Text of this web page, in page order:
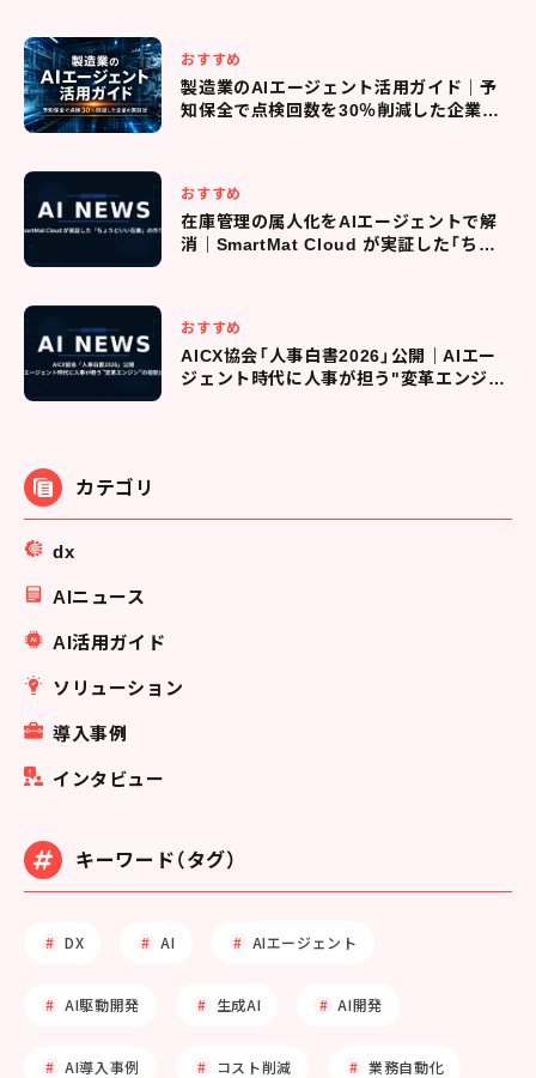
おすすめ
製造業のAIエージェント活用ガイド｜予
知保全で点検回数を30％削減した企業の
おすすめ
在庫管理の属人化をAIエージェントで解
消｜SmartMat Cloud が実証した「ちょ
おすすめ
AICX協会「人事白書2026」公開｜AIエー
ジェント時代に人事が担う"変革エンジ
カテゴリ
dx
AIニュース
AI活用ガイド
ソリューション
導入事例
インタビュー
キーワード（タグ）
DX AI AIエージェント
AI駆動開発 生成AI AI開発
AI導入事例 コスト削減 業務自動化